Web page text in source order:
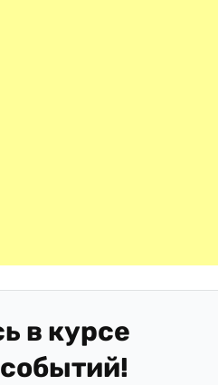
в курсе